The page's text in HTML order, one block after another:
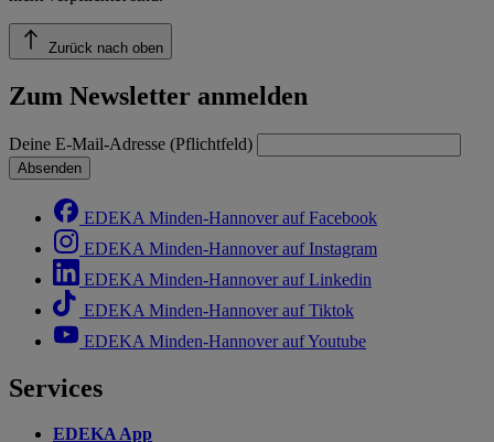
Zurück nach oben
Zum Newsletter anmelden
Deine E-Mail-Adresse (Pflichtfeld)
Absenden
EDEKA Minden-Hannover auf Facebook
EDEKA Minden-Hannover auf Instagram
EDEKA Minden-Hannover auf Linkedin
EDEKA Minden-Hannover auf Tiktok
EDEKA Minden-Hannover auf Youtube
Services
EDEKA App